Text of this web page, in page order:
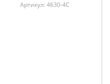
Артикул: 4630-4C